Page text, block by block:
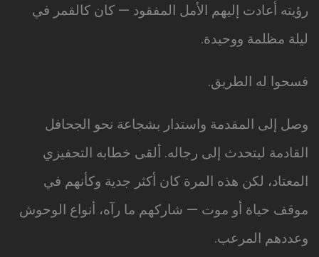
رؤيته أعادت إليهم الأمل المفقود — كان كالقمر في
ليلة مظلمة ووحيدة.
فسحوا له الطريق.
وصل إلى المقدمة واستدار بشجاعة نحو الجحافل
القادمة ليتحدث إلى رجاله. ألقى خطابه التحفيزي
المعتاد، لكن هذه المرة كان أكثر جدية وكأنهم في
موقف حياة أو موت — شاركهم ما رآه، أنواع الوحوش
وعددهم المرعب.